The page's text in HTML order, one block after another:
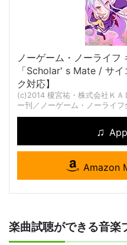
ノーゲーム・ノーライフ
「Scholar' s Mate / サ
ク対応】
(c)2014 榎宮祐・株式会社ＫＡ
ー刊／ノーゲーム・ノーライフ
Amazon
楽曲試聴ができる音楽